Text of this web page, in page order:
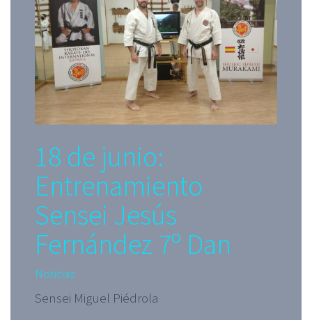
18 de junio:
Entrenamiento
Sensei Jesús
Fernández 7º Dan
Noticias
Sensei Miguel Piédrola